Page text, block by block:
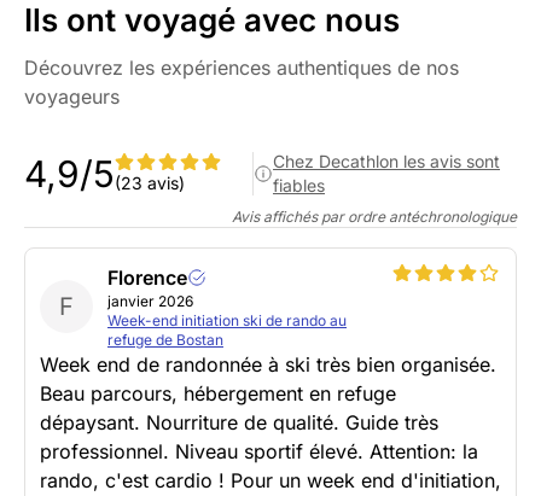
Ils ont voyagé avec nous
Découvrez les expériences authentiques de nos
voyageurs
4,9/5(23 avis)
Chez Decathlon les avis sont
fiables
Avis affichés par ordre antéchronologique
F
Florence
janvier 2026
Week-end initiation ski de rando au
refuge de Bostan
Week end de randonnée à ski très bien organisée.
Beau parcours, hébergement en refuge
dépaysant. Nourriture de qualité. Guide très
professionnel. Niveau sportif élevé. Attention: la
rando, c'est cardio ! Pour un week end d'initiation,